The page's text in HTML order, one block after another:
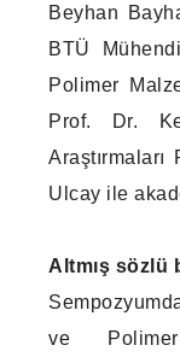
Beyhan
BTÜ
Polimer
Prof. Dr.
Ulcay ile
Altmış sözlü
ve Polimer